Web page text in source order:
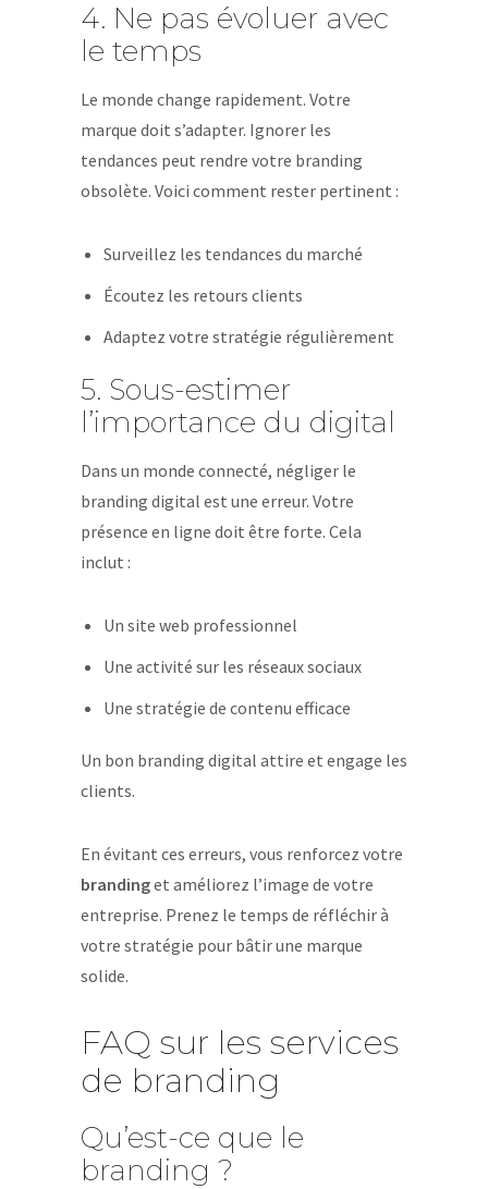
4. Ne pas évoluer avec
le temps
Le monde change rapidement. Votre
marque doit s’adapter. Ignorer les
tendances peut rendre votre branding
obsolète. Voici comment rester pertinent :
Surveillez les tendances du marché
Écoutez les retours clients
Adaptez votre stratégie régulièrement
5. Sous-estimer
l’importance du digital
Dans un monde connecté, négliger le
branding digital est une erreur. Votre
présence en ligne doit être forte. Cela
inclut :
Un site web professionnel
Une activité sur les réseaux sociaux
Une stratégie de contenu efficace
Un bon branding digital attire et engage les
clients.
En évitant ces erreurs, vous renforcez votre
brandinget améliorez l’image de votre
entreprise. Prenez le temps de réfléchir à
votre stratégie pour bâtir une marque
solide.
FAQ sur les services
de branding
Qu’est-ce que le
branding ?